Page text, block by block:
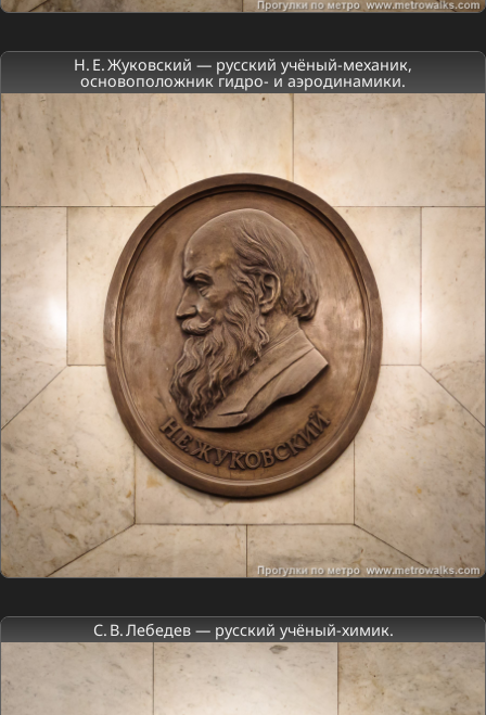
Н. Е. Жуковский — русский учёный-механик,
основоположник гидро- и аэродинамики.
С. В. Лебедев — русский учёный-химик.